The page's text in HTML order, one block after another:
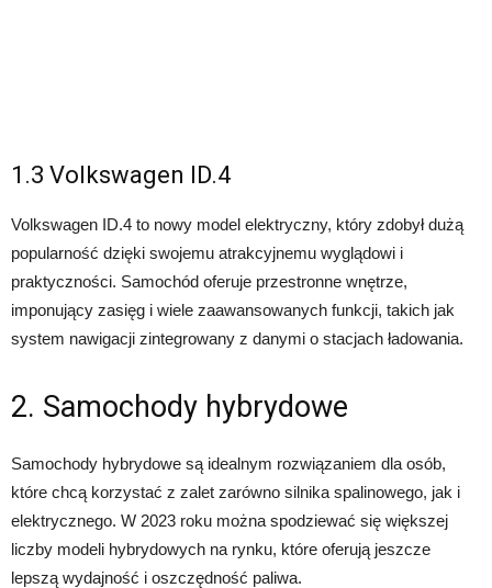
1.3 Volkswagen ID.4
Volkswagen ID.4 to nowy model elektryczny, który zdobył dużą
popularność dzięki swojemu atrakcyjnemu wyglądowi i
praktyczności. Samochód oferuje przestronne wnętrze,
imponujący zasięg i wiele zaawansowanych funkcji, takich jak
system nawigacji zintegrowany z danymi o stacjach ładowania.
2. Samochody hybrydowe
Samochody hybrydowe są idealnym rozwiązaniem dla osób,
które chcą korzystać z zalet zarówno silnika spalinowego, jak i
elektrycznego. W 2023 roku można spodziewać się większej
liczby modeli hybrydowych na rynku, które oferują jeszcze
lepszą wydajność i oszczędność paliwa.